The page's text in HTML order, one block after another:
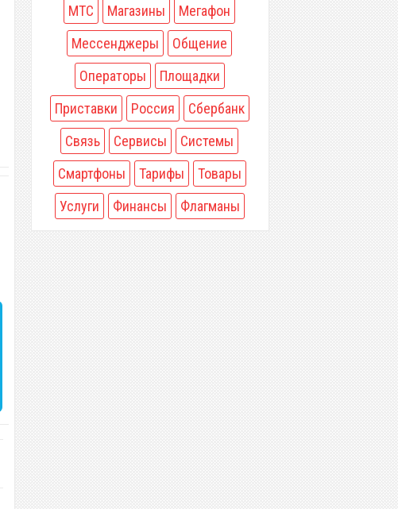
МТС
Магазины
Мегафон
Мессенджеры
Общение
Операторы
Площадки
Приставки
Россия
Сбербанк
Связь
Сервисы
Системы
Смартфоны
Тарифы
Товары
Услуги
Финансы Флагманы